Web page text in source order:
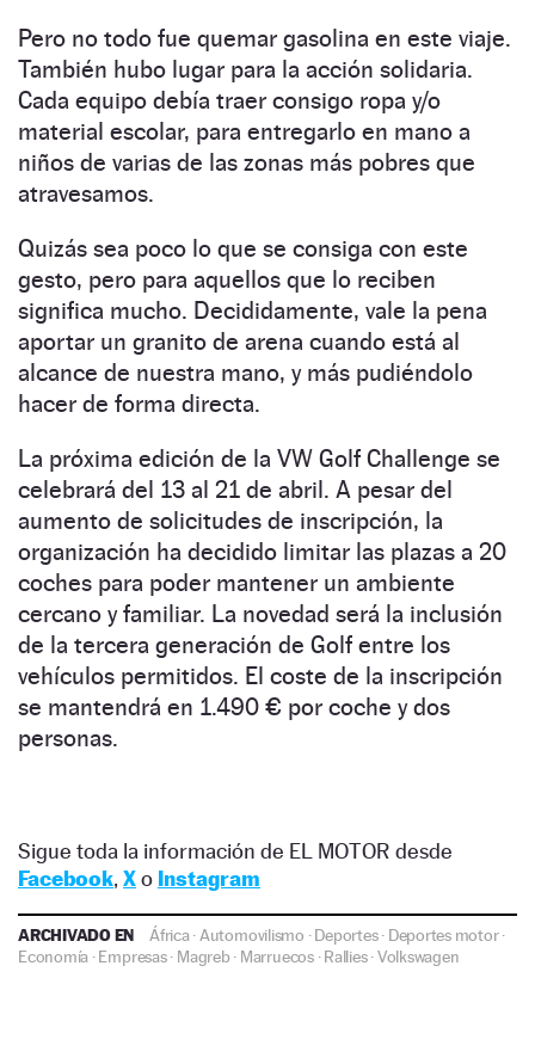
Pero no todo fue quemar gasolina en este viaje.
También hubo lugar para la acción solidaria.
Cada equipo debía traer consigo ropa y/o
material escolar, para entregarlo en mano a
niños de varias de las zonas más pobres que
atravesamos.
Quizás sea poco lo que se consiga con este
gesto, pero para aquellos que lo reciben
significa mucho. Decididamente, vale la pena
aportar un granito de arena cuando está al
alcance de nuestra mano, y más pudiéndolo
hacer de forma directa.
La próxima edición de la VW Golf Challenge se
celebrará del 13 al 21 de abril. A pesar del
aumento de solicitudes de inscripción, la
organización ha decidido limitar las plazas a 20
coches para poder mantener un ambiente
cercano y familiar. La novedad será la inclusión
de la tercera generación de Golf entre los
vehículos permitidos. El coste de la inscripción
se mantendrá en 1.490 € por coche y dos
personas.
Sigue toda la información de EL MOTOR desde
Facebook, Xo Instagram
ARCHIVADO EN África·Automovilismo ·Deportes· Deportes motor·
Economía ·Empresas· Magreb · Marruecos·Rallies·Volkswagen